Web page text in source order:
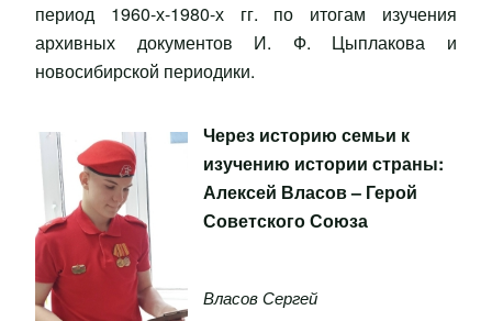
период 1960-х-1980-х гг. по итогам изучения
архивных документов И. Ф. Цыплакова и
новосибирской периодики.
Через историю семьи к
изучению истории страны:
Алексей Власов – Герой
Советского Союза
Власов Сергей